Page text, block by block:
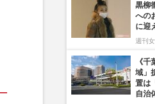
黒柳
への
に迎
週刊
《
域」
置は
自治